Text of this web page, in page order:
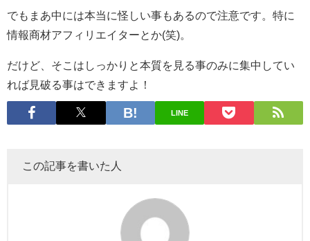
でもまあ中には本当に怪しい事もあるので注意です。特に
情報商材アフィリエイターとか(笑)。
だけど、そこはしっかりと本質を見る事のみに集中してい
れば見破る事はできますよ！
LINE
この記事を書いた人